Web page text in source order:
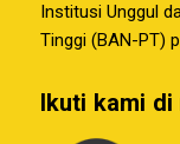
Institusi Unggul
Tinggi (BAN-PT)
Ikuti kami